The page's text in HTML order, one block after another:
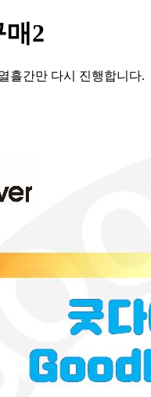
2
흘간만 다시 진행합니다.